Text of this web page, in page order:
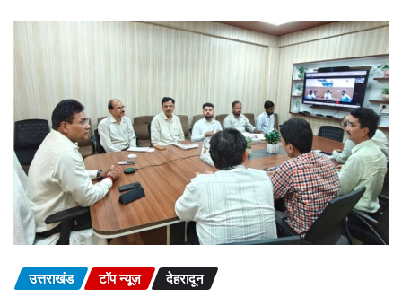
उत्तराखंड टॉप न्यूज़ देहरादून